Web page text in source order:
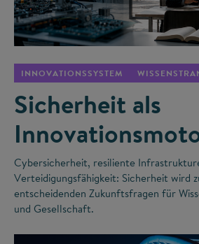
INNOVATIONSSYSTEM
Sicherheit als
Cybersicherheit, resiliente
Verteidigungsfähigkeit: Sicherheit wird
entscheidenden Zukunftsfragen für
und Gesellschaft.